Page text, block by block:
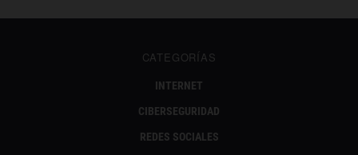
CATEGORÍAS
INTERNET
CIBERSEGURIDAD
REDES SOCIALES